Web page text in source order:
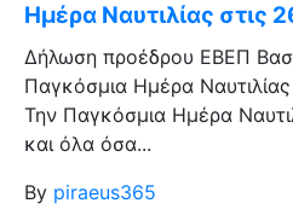
Ημέρα Ναυτιλίας στις
Δήλωση προέδρου ΕΒΕΠ
Παγκόσμια Ημέρα
Την Παγκόσμια Ημέρα
και όλα όσα...
By piraeus365